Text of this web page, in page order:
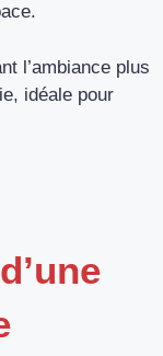
l’ambiance plus
idéale pour